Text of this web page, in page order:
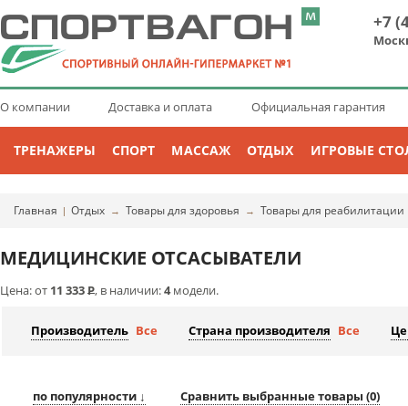
+7
О компании Доставка и оплата Официальная гарантия
ТРЕНАЖЕРЫ СПОРТ МАССАЖ ОТДЫХ ИГРОВЫЕ
Главная | Отдых → Товары для здоровья → Товары для реабилитации
МЕДИЦИНСКИЕ ОТСАСЫВАТЕЛИ
Цена: от 11 333Р, в наличии:4модели.
Производитель Все Страна производителя Все
по популярности ↓ Сравнить выбранные товары (0)